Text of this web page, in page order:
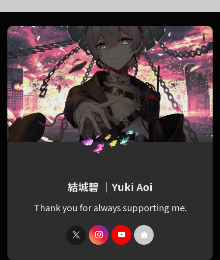
【オリジナ
https://twitter.com/panda__aoi/stat
us/ ...
結城碧 ｜Yuki Aoi
Thank you for always supporting me.